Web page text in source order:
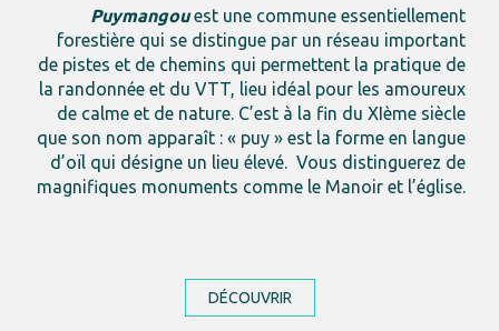
Puymangouest une commune essentiellement
forestière qui se distingue par un réseau important
de pistes et de chemins qui permettent la pratique de
la randonnée et du VTT, lieu idéal pour les amoureux
de calme et de nature. C’est à la fin du XIème siècle
que son nom apparaît : « puy » est la forme en langue
d’oïl qui désigne un lieu élevé. Vous distinguerez de
magnifiques monuments comme le Manoir et l’église.
DÉCOUVRIR